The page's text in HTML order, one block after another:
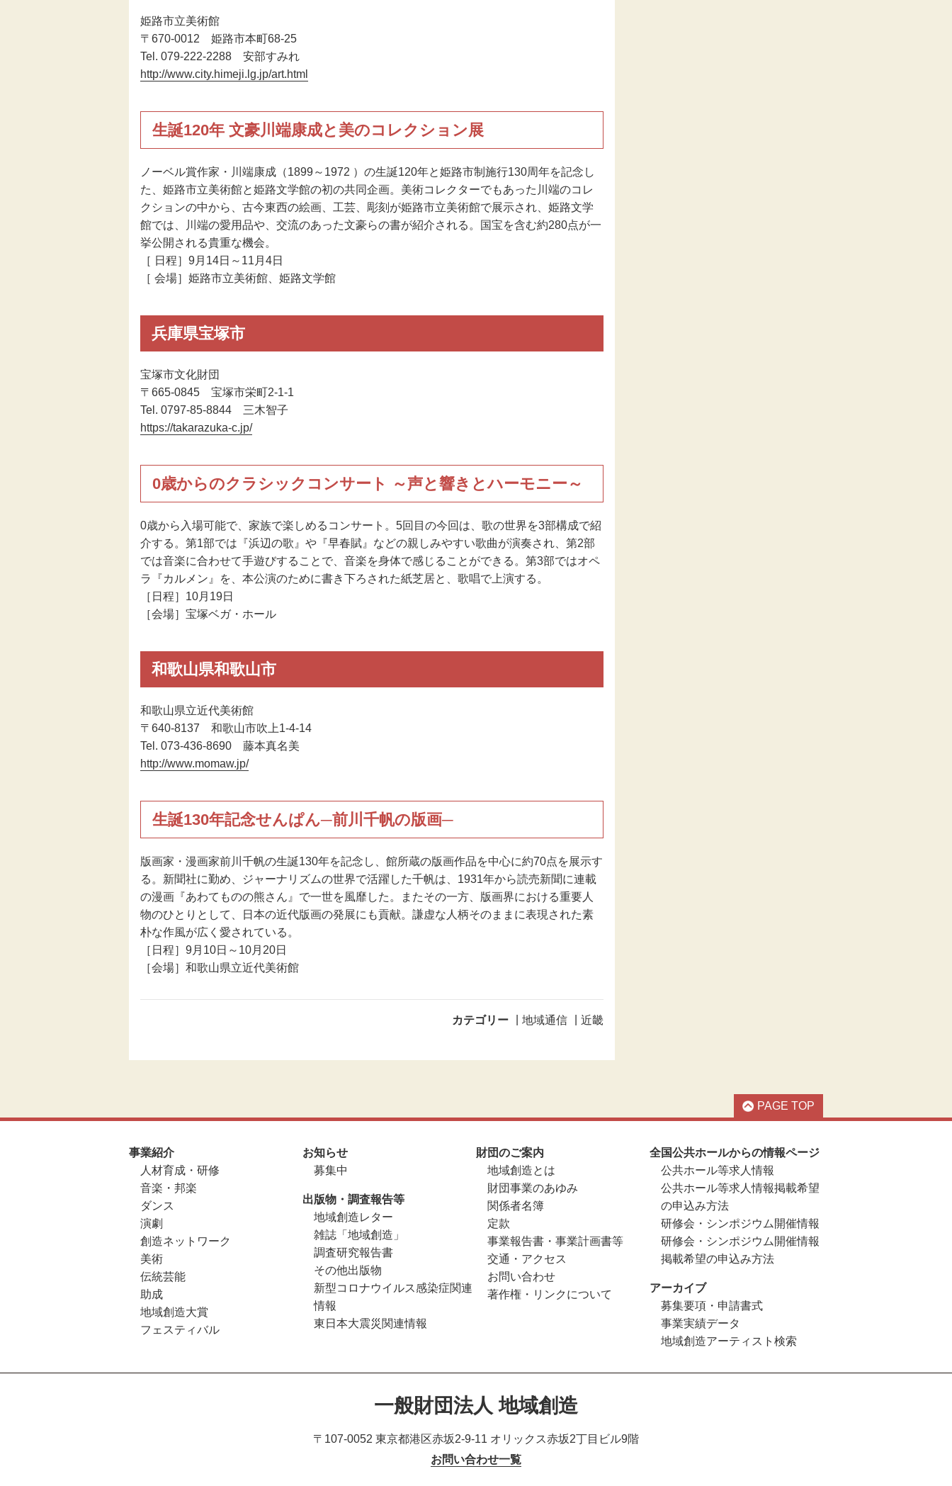
姫路市立美術館
〒670-0012 姫路市本町68-25
Tel. 079-222-2288 安部すみれ
http://www.city.himeji.lg.jp/art.html
生誕120年 文豪川端康成と美のコレクション展
ノーベル賞作家・川端康成（1899～1972 ）の生誕120年と姫路市制施行130周年を記念し
た、姫路市立美術館と姫路文学館の初の共同企画。美術コレクターでもあった川端のコレ
クションの中から、古今東西の絵画、工芸、彫刻が姫路市立美術館で展示され、姫路文学
館では、川端の愛用品や、交流のあった文豪らの書が紹介される。国宝を含む約280点が一
挙公開される貴重な機会。
［ 日程］9月14日～11月4日
［ 会場］姫路市立美術館、姫路文学館
兵庫県宝塚市
宝塚市文化財団
〒665-0845 宝塚市栄町2-1-1
Tel. 0797-85-8844 三木智子
https://takarazuka-c.jp/
0歳からのクラシックコンサート ～声と響きとハーモニー～
0歳から入場可能で、家族で楽しめるコンサート。5回目の今回は、歌の世界を3部構成で紹
介する。第1部では『浜辺の歌』や『早春賦』などの親しみやすい歌曲が演奏され、第2部
では音楽に合わせて手遊びすることで、音楽を身体で感じることができる。第3部ではオペ
ラ『カルメン』を、本公演のために書き下ろされた紙芝居と、歌唱で上演する。
［日程］10月19日
［会場］宝塚ベガ・ホール
和歌山県和歌山市
和歌山県立近代美術館
〒640-8137 和歌山市吹上1-4-14
Tel. 073-436-8690 藤本真名美
http://www.momaw.jp/
生誕130年記念せんぱん─前川千帆の版画─
版画家・漫画家前川千帆の生誕130年を記念し、館所蔵の版画作品を中心に約70点を展示す
る。新聞社に勤め、ジャーナリズムの世界で活躍した千帆は、1931年から読売新聞に連載
の漫画『あわてものの熊さん』で一世を風靡した。またその一方、版画界における重要人
物のひとりとして、日本の近代版画の発展にも貢献。謙虚な人柄そのままに表現された素
朴な作風が広く愛されている。
［日程］9月10日～10月20日
［会場］和歌山県立近代美術館
カテゴリー 地域通信 近畿
PAGE TOP
事業紹介
人材育成・研修
音楽・邦楽
ダンス
演劇
創造ネットワーク
美術
伝統芸能
助成
地域創造大賞
フェスティバル
お知らせ
募集中
出版物・調査報告等
地域創造レター
雑誌「地域創造」
調査研究報告書
その他出版物
新型コロナウイルス感染症関連
情報
東日本大震災関連情報
財団のご案内
地域創造とは
財団事業のあゆみ
関係者名簿
定款
事業報告書・事業計画書等
交通・アクセス
お問い合わせ
著作権・リンクについて
全国公共ホールからの情報ページ
公共ホール等求人情報
公共ホール等求人情報掲載希望
の申込み方法
研修会・シンポジウム開催情報
研修会・シンポジウム開催情報
掲載希望の申込み方法
アーカイブ
募集要項・申請書式
事業実績データ
地域創造アーティスト検索
一般財団法人 地域創造
〒107-0052 東京都港区赤坂2-9-11 オリックス赤坂2丁目ビル9階
お問い合わせ一覧